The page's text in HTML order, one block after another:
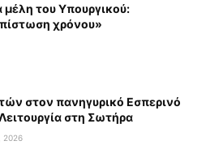
μέλη του Υπουργικού:
χρόνου»
στον πανηγυρικό Εσπερινό
στη Σωτήρα
2026